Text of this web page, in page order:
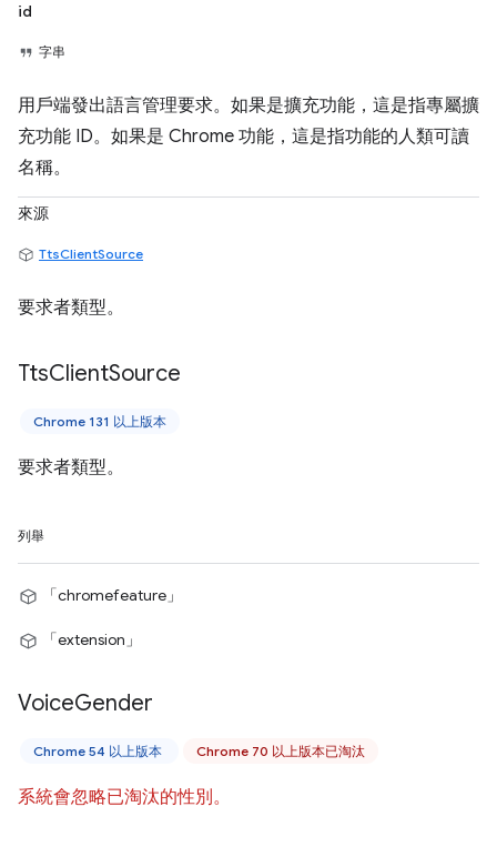
id
字串
用戶端發出語言管理要求。如果是擴充功能，這是指專屬擴
充功能 ID。如果是 Chrome 功能，這是指功能的人類可讀
名稱。
來源
TtsClientSource
要求者類型。
TtsClientSource
Chrome 131 以上版本
要求者類型。
列舉
「chromefeature」
「extension」
VoiceGender
Chrome 54 以上版本 Chrome 70 以上版本已淘汰
系統會忽略已淘汰的性別。